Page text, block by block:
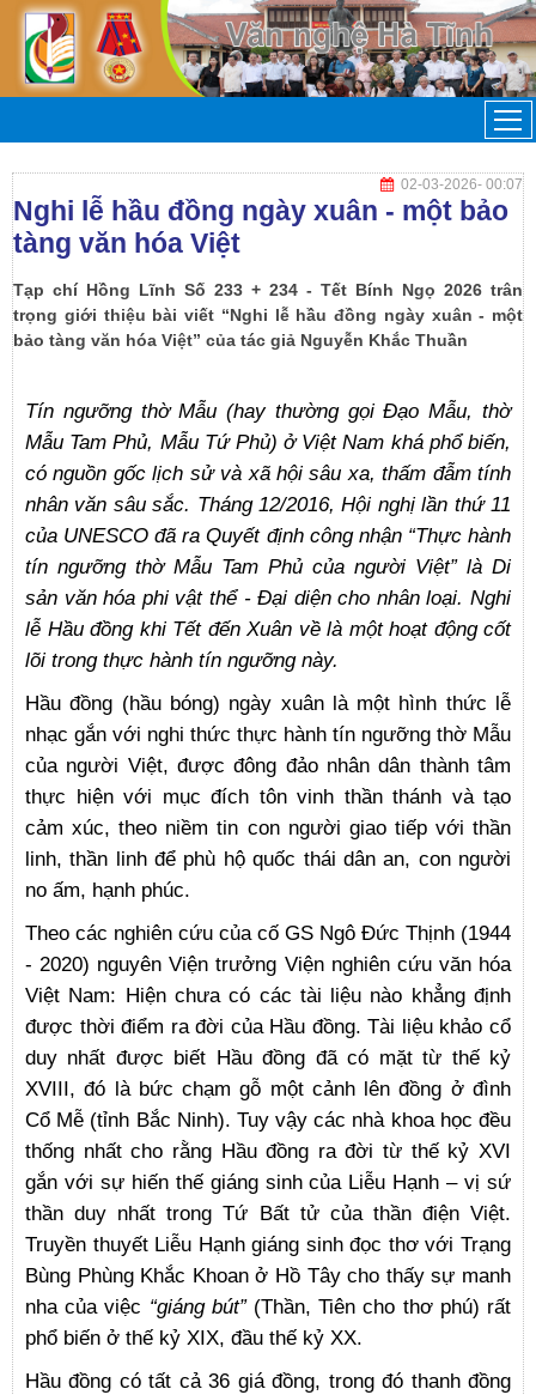
02-03-2026- 00:07
Nghi lễ hầu đồng ngày xuân - một bảo
tàng văn hóa Việt
Tạp chí Hồng Lĩnh Số 233 + 234 - Tết Bính Ngọ 2026 trân
trọng giới thiệu bài viết “Nghi lễ hầu đồng ngày xuân - một
bảo tàng văn hóa Việt” của tác giả Nguyễn Khắc Thuần
Tín ngưỡng thờ Mẫu (hay thường gọi Đạo Mẫu, thờ
Mẫu Tam Phủ, Mẫu Tứ Phủ) ở Việt Nam khá phổ biến,
có nguồn gốc lịch sử và xã hội sâu xa, thấm đẫm tính
nhân văn sâu sắc. Tháng 12/2016, Hội nghị lần thứ 11
của UNESCO đã ra Quyết định công nhận “Thực hành
tín ngưỡng thờ Mẫu Tam Phủ của người Việt” là Di
sản văn hóa phi vật thể - Đại diện cho nhân loại. Nghi
lễ Hầu đồng khi Tết đến Xuân về là một hoạt động cốt
lõi trong thực hành tín ngưỡng này.
Hầu đồng (hầu bóng) ngày xuân là một hình thức lễ
nhạc gắn với nghi thức thực hành tín ngưỡng thờ Mẫu
của người Việt, được đông đảo nhân dân thành tâm
thực hiện với mục đích tôn vinh thần thánh và tạo
cảm xúc, theo niềm tin con người giao tiếp với thần
linh, thần linh để phù hộ quốc thái dân an, con người
no ấm, hạnh phúc.
Theo các nghiên cứu của cố GS Ngô Đức Thịnh (1944
- 2020) nguyên Viện trưởng Viện nghiên cứu văn hóa
Việt Nam: Hiện chưa có các tài liệu nào khẳng định
được thời điểm ra đời của Hầu đồng. Tài liệu khảo cổ
duy nhất được biết Hầu đồng đã có mặt từ thế kỷ
XVIII, đó là bức chạm gỗ một cảnh lên đồng ở đình
Cổ Mễ (tỉnh Bắc Ninh). Tuy vậy các nhà khoa học đều
thống nhất cho rằng Hầu đồng ra đời từ thế kỷ XVI
gắn với sự hiến thế giáng sinh của Liễu Hạnh – vị sứ
thần duy nhất trong Tứ Bất tử của thần điện Việt.
Truyền thuyết Liễu Hạnh giáng sinh đọc thơ với Trạng
Bùng Phùng Khắc Khoan ở Hồ Tây cho thấy sự manh
nha của việc “giáng bút”(Thần, Tiên cho thơ phú) rất
phổ biến ở thế kỷ XIX, đầu thế kỷ XX.
Hầu đồng có tất cả 36 giá đồng, trong đó thanh đồng